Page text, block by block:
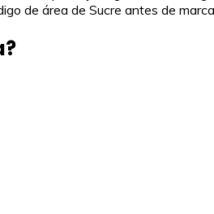
de área de Sucre antes de